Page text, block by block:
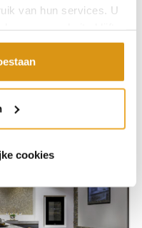
van hun services. U
cookies